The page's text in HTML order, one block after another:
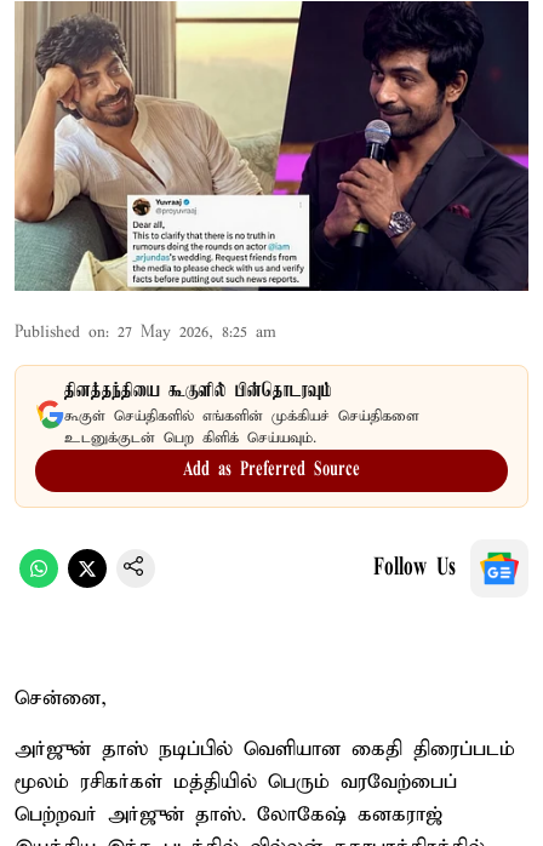
Published on: 27 May 2026, 8:25 am
தினத்தந்தியை கூகுளில் பின்தொடரவும்
கூகுள் செய்திகளில் எங்களின் முக்கியச் செய்திகளை
உடனுக்குடன் பெற கிளிக் செய்யவும்.
Add as Preferred Source
Follow Us
சென்னை,
அர்ஜுன் தாஸ் நடிப்பில் வெளியான கைதி திரைப்படம்
மூலம் ரசிகர்கள் மத்தியில் பெரும் வரவேற்பைப்
பெற்றவர் அர்ஜுன் தாஸ். லோகேஷ் கனகராஜ்